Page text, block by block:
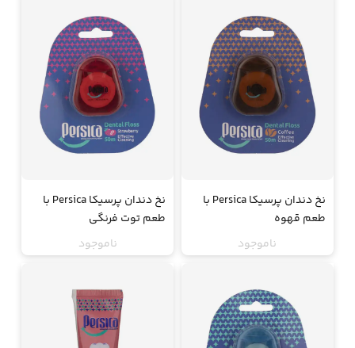
نخ دندان پرسیکا Persica با
طعم قهوه
ناموجود
نخ دندان پرسیکا Persica با
طعم توت فرنگی
ناموجود